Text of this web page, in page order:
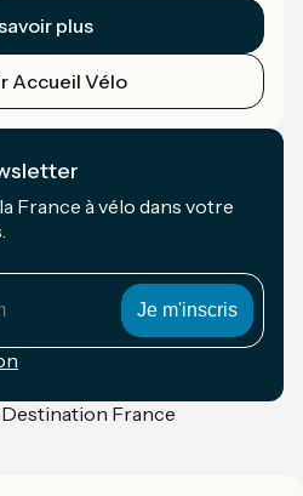
plus
Accueil Vélo
France à vélo dans votre
Destination France